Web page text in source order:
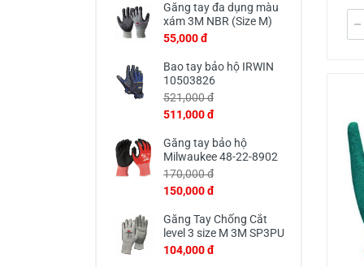
Găng tay đa dụng màu
xám 3M NBR (Size M)
55,000 đ
Bao tay bảo hộ IRWIN
10503826
521,000 đ
511,000 đ
Găng tay bảo hộ
Milwaukee 48-22-8902
170,000 đ
150,000 đ
Găng Tay Chống Cắt
level 3 size M 3M SP3PU
104,000 đ